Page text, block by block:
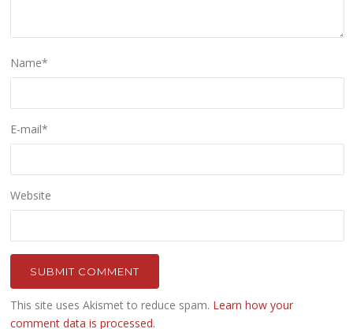
Name*
E-mail*
Website
This site uses Akismet to reduce spam. Learn how your
comment data is processed.